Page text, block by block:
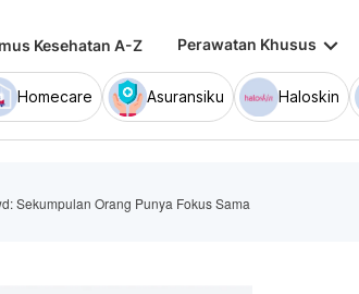
Kesehatan A-Z Perawatan Khusus keyboard_arrow_down
Homecare Asuransiku Haloskin
Sekumpulan Orang Punya Fokus Sama